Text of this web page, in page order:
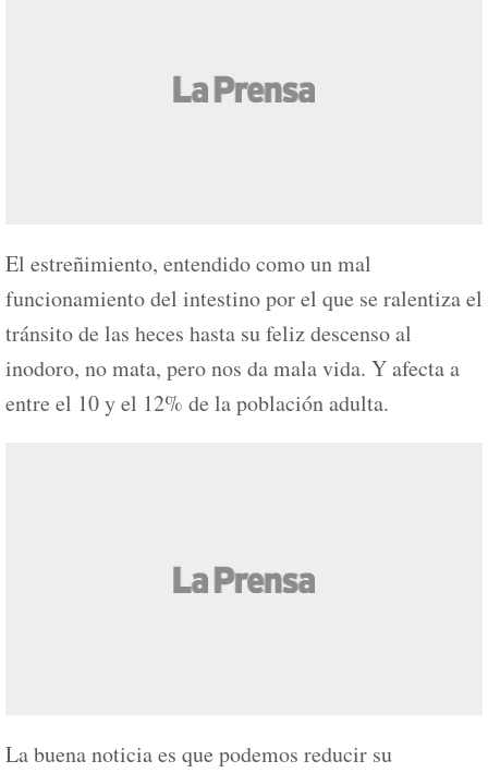
El estreñimiento, entendido como un mal
funcionamiento del intestino por el que se ralentiza el
tránsito de las heces hasta su feliz descenso al
inodoro, no mata, pero nos da mala vida. Y afecta a
entre el 10 y el 12% de la población adulta.
La buena noticia es que podemos reducir su